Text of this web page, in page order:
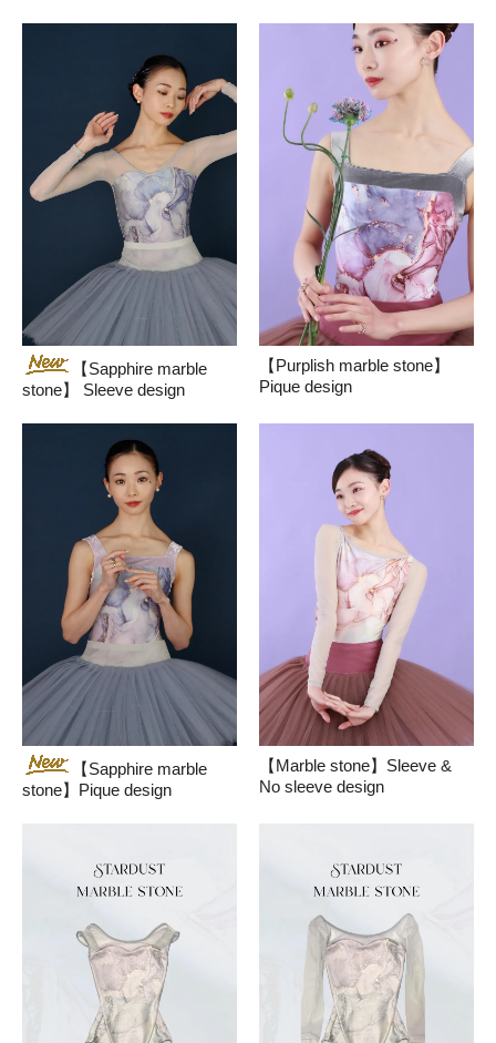
【Sapphire marble
stone】 Sleeve design
【Purplish marble stone】
Pique design
【Sapphire marble
stone】Pique design
【Marble stone】Sleeve &
No sleeve design